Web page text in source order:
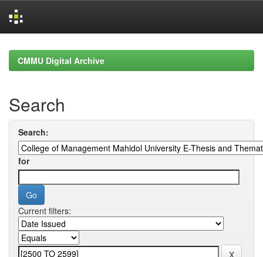
navigationCMMU Digital Archive
Search
Search:
for
Current filters: